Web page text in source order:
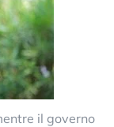
il governo